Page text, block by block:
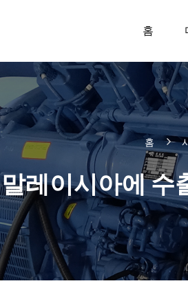
홈
홈
말레이시아에 수